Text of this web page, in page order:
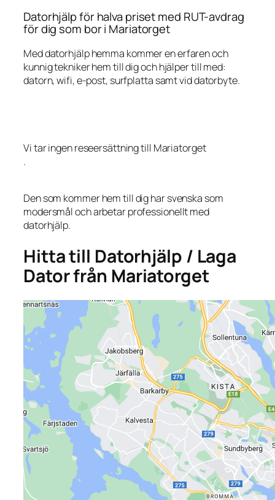
Datorhjälp för halva priset med RUT-avdrag
för dig som bor i Mariatorget
Med datorhjälp hemma kommer en erfaren och
kunnig tekniker hem till dig och hjälper till med:
datorn, wifi, e-post, surfplatta samt vid datorbyte.
Vi tar ingen reseersättning till Mariatorget
.
Den som kommer hem till dig har svenska som
modersmål och arbetar professionellt med
datorhjälp.
Hitta till Datorhjälp / Laga
Dator från Mariatorget